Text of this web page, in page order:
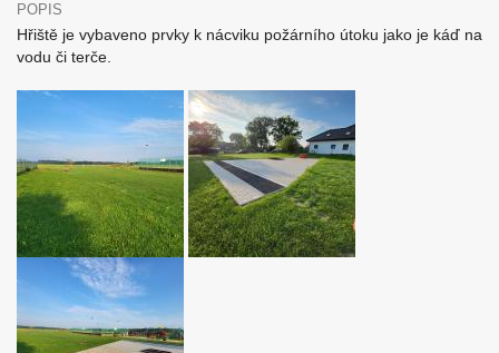
POPIS
Hřiště je vybaveno prvky k nácviku požárního útoku jako je káď na
vodu či terče.